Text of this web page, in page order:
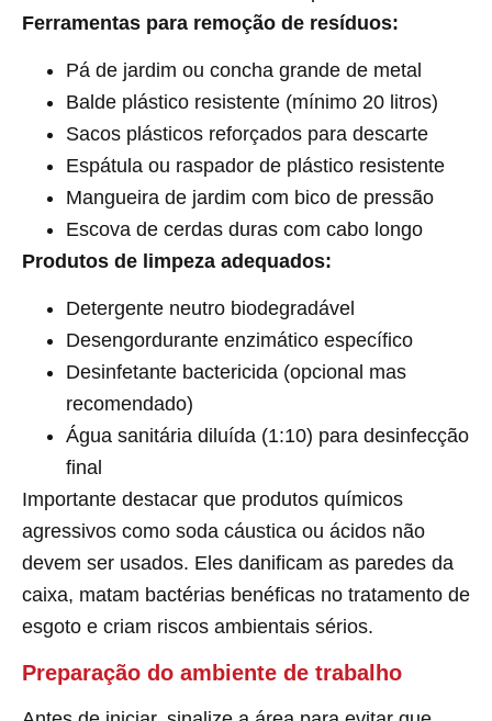
Ferramentas para remoção de resíduos:
Pá de jardim ou concha grande de metal
Balde plástico resistente (mínimo 20 litros)
Sacos plásticos reforçados para descarte
Espátula ou raspador de plástico resistente
Mangueira de jardim com bico de pressão
Escova de cerdas duras com cabo longo
Produtos de limpeza adequados:
Detergente neutro biodegradável
Desengordurante enzimático específico
Desinfetante bactericida (opcional mas
recomendado)
Água sanitária diluída (1:10) para desinfecção
final
Importante destacar que produtos químicos
agressivos como soda cáustica ou ácidos não
devem ser usados. Eles danificam as paredes da
caixa, matam bactérias benéficas no tratamento de
esgoto e criam riscos ambientais sérios.
Preparação do ambiente de trabalho